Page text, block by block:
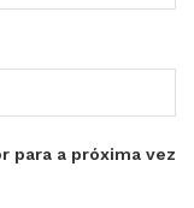
para a próxima vez